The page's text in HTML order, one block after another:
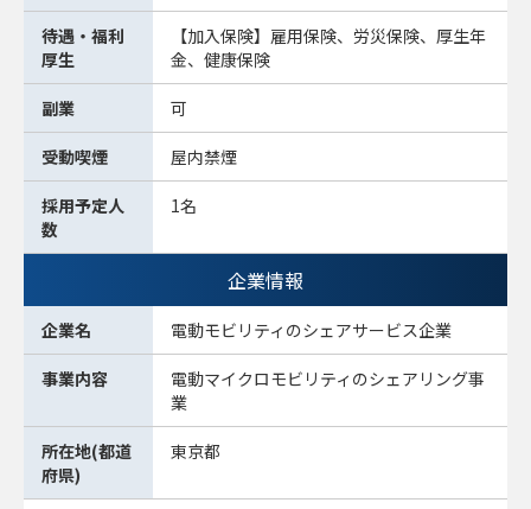
待遇・福利
厚生
【加入保険】雇用保険、労災保険、厚生年
金、健康保険
副業 可
受動喫煙 屋内禁煙
採用予定人
数
1名
企業情報
企業名 電動モビリティのシェアサービス企業
事業内容
電動マイクロモビリティのシェアリング事
業
所在地(都道
府県)
東京都